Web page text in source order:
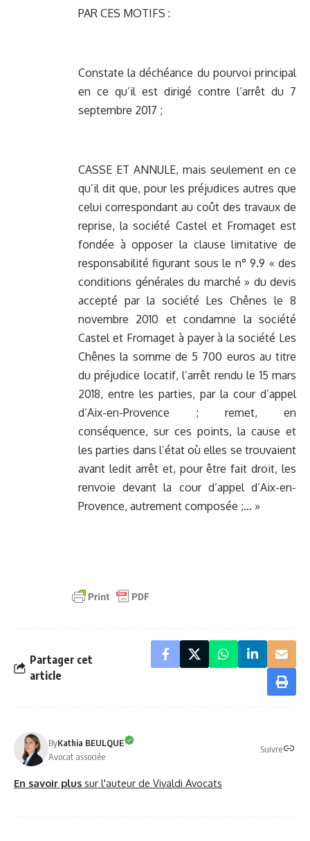
PAR CES MOTIFS :
Constate la déchéance du pourvoi principal
en ce qu’il est dirigé contre l’arrêt du 7
septembre 2017 ;
CASSE ET ANNULE, mais seulement en ce
qu’il dit que, pour les préjudices autres que
celui correspondant au coût des travaux de
reprise, la société Castel et Fromaget est
fondée à opposer la clause limitative de
responsabilité figurant sous le n° 9.9 « des
conditions générales du marché » du devis
accepté par la société Les Chênes le 8
novembre 2010 et condamne la société
Castel et Fromaget à payer à la société Les
Chênes la somme de 5 700 euros au titre
du préjudice locatif, l’arrêt rendu le 15 mars
2018, entre les parties, par la cour d’appel
d’Aix-en-Provence ; remet, en
conséquence, sur ces points, la cause et
les parties dans l’état où elles se trouvaient
avant ledit arrêt et, pour être fait droit, les
renvoie devant la cour d’appel d’Aix-en-
Provence, autrement composée ;… »
Partager cet
article
ByKathia BEULQUE
Avocat associée
Suivre
En savoir plus sur l'auteur de Vivaldi Avocats